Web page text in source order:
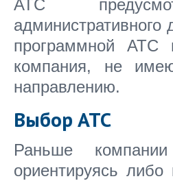
АТС
административного
программной АТС
компания, не
направлению.
Выбор АТС
Раньше
ориентируясь